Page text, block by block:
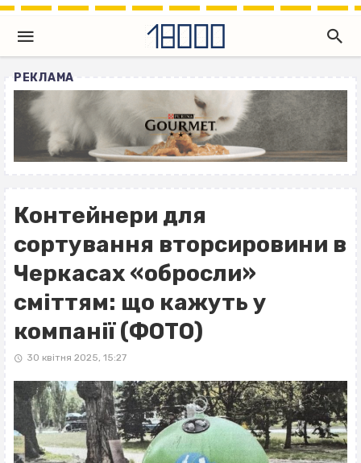
РЕКЛАМА
Контейнери для
сортування вторсировини в
Черкасах «обросли»
сміттям: що кажуть у
компанії (ФОТО)
30 квітня 2025, 15:27